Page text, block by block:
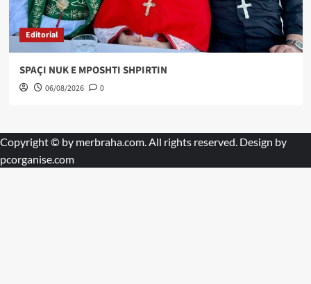
Editorial
SPAÇI NUK E MPOSHTI SHPIRTIN
06/08/2026 0
Copyright © by merbraha.com. All rights reserved. Design by
pcorganise.com